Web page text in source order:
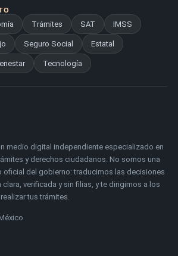
Trámites SAT IMSS
Seguro Social Estatal
Tecnología
medio digital independiente especializado en
y derechos ciudadanos. No somos una
oficial del gobierno: traducimos las decisiones
verificada y sin filias, y te dirigimos a los
tus trámites.